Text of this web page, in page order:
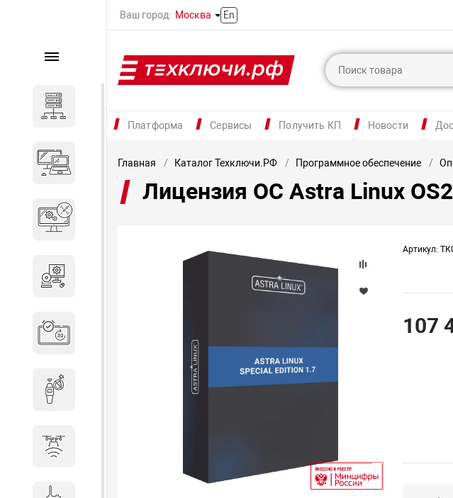
Ваш город: Москва En
Платформа Сервисы Получить КП Новости
Каталог
Компьютеры и ноутбуки
Комплектующие для
Досмотровое оборудование
Главная Каталог Техключи.РФ Программное обеспечение
Лицензия ОС Astra Linux
Артикул:
107